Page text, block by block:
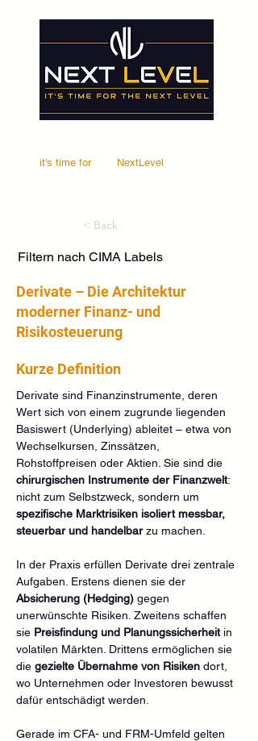
it's time for NextLevel
< Back
Filtern nach CIMA Labels
Derivate – Die Architektur
moderner Finanz- und
Risikosteuerung
Kurze Definition
Derivate sind Finanzinstrumente, deren
Wert sich von einem zugrunde liegenden
Basiswert (Underlying) ableitet – etwa von
Wechselkursen, Zinssätzen,
Rohstoffpreisen oder Aktien. Sie sind die
chirurgischen Instrumente der Finanzwelt:
nicht zum Selbstzweck, sondern um
spezifische Marktrisiken isoliert messbar,
steuerbar und handelbar zu machen.
In der Praxis erfüllen Derivate drei zentrale
Aufgaben. Erstens dienen sie der
Absicherung (Hedging) gegen
unerwünschte Risiken. Zweitens schaffen
sie Preisfindung und Planungssicherheit in
volatilen Märkten. Drittens ermöglichen sie
die gezielte Übernahme von Risiken dort,
wo Unternehmen oder Investoren bewusst
dafür entschädigt werden.
Gerade im CFA- und FRM-Umfeld gelten